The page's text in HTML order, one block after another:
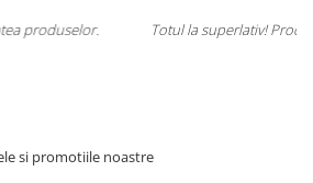
Produsul, fix descrierea, ambalaj, livrare.
si promotiile noastre